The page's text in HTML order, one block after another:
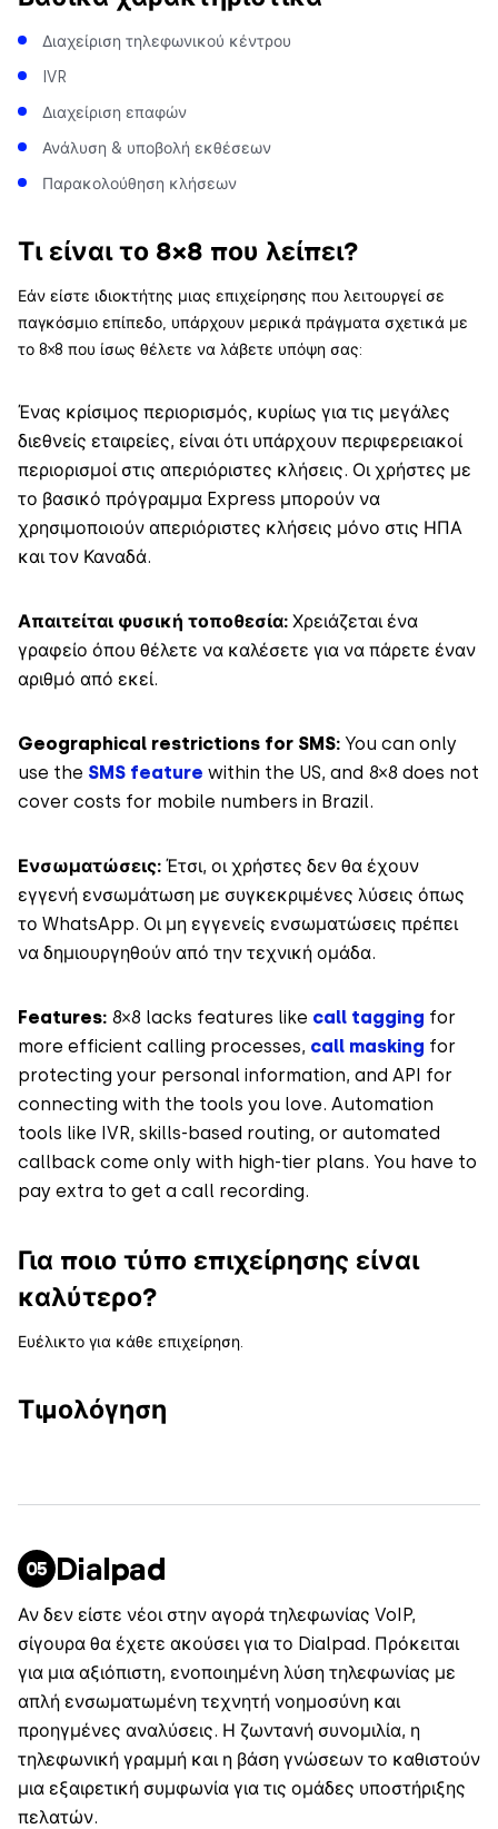
Διαχείριση τηλεφωνικού κέντρου
IVR
Διαχείριση επαφών
Ανάλυση & υποβολή εκθέσεων
Παρακολούθηση κλήσεων
Τι είναι το 8×8 που λείπει?
Εάν είστε ιδιοκτήτης μιας επιχείρησης που λειτουργεί σε
παγκόσμιο επίπεδο, υπάρχουν μερικά πράγματα σχετικά με
το 8×8 που ίσως θέλετε να λάβετε υπόψη σας:
Ένας κρίσιμος περιορισμός, κυρίως για τις μεγάλες
διεθνείς εταιρείες, είναι ότι υπάρχουν περιφερειακοί
περιορισμοί στις απεριόριστες κλήσεις. Οι χρήστες με
το βασικό πρόγραμμα Express μπορούν να
χρησιμοποιούν απεριόριστες κλήσεις μόνο στις ΗΠΑ
και τον Καναδά.
Απαιτείται φυσική τοποθεσία: Χρειάζεται ένα
γραφείο όπου θέλετε να καλέσετε για να πάρετε έναν
αριθμό από εκεί.
Geographical restrictions for SMS: You can only
use the SMS feature within the US, and 8×8 does not
cover costs for mobile numbers in Brazil.
Ενσωματώσεις: Έτσι, οι χρήστες δεν θα έχουν
εγγενή ενσωμάτωση με συγκεκριμένες λύσεις όπως
το WhatsApp. Οι μη εγγενείς ενσωματώσεις πρέπει
να δημιουργηθούν από την τεχνική ομάδα.
Features: 8×8 lacks features like call tagging for
more efficient calling processes, call masking for
protecting your personal information, and API for
connecting with the tools you love. Automation
tools like IVR, skills-based routing, or automated
callback come only with high-tier plans. You have to
pay extra to get a call recording.
Για ποιο τύπο επιχείρησης είναι
καλύτερο?
Ευέλικτο για κάθε επιχείρηση.
Τιμολόγηση
Dialpad
Αν δεν είστε νέοι στην αγορά τηλεφωνίας VoIP,
σίγουρα θα έχετε ακούσει για το Dialpad. Πρόκειται
για μια αξιόπιστη, ενοποιημένη λύση τηλεφωνίας με
απλή ενσωματωμένη τεχνητή νοημοσύνη και
προηγμένες αναλύσεις. Η ζωντανή συνομιλία, η
τηλεφωνική γραμμή και η βάση γνώσεων το καθιστούν
μια εξαιρετική συμφωνία για τις ομάδες υποστήριξης
πελατών.